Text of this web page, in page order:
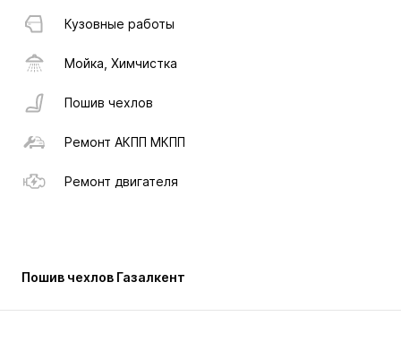
Кузовные работы
Мойка, Химчистка
Пошив чехлов
Ремонт АКПП МКПП
Ремонт двигателя
Пошив чехлов Газалкент